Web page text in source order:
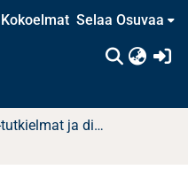
Kokoelmat Selaa Osuvaa
Pro gradu -tutkielmat ja diplomityöt